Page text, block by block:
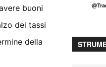
buoni
dei tassi
della